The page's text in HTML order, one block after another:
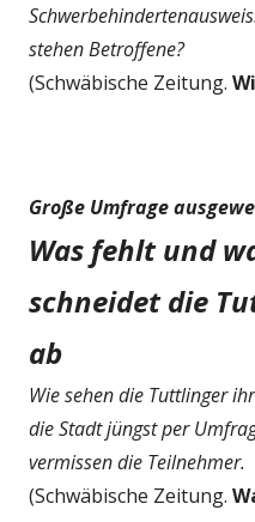
stehen Betroffene?
(Schwäbische Zeitung.
Große Umfrage
Was fehlt und
schneidet die
ab
Wie sehen die Tuttlinger
die Stadt jüngst per
vermissen die Teilnehmer.
(Schwäbische Zeitung.